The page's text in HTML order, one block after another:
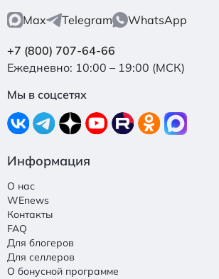
Max Telegram WhatsApp
+7 (800) 707-64-66
Ежедневно: 10:00 – 19:00 (МСК)
Мы в соцсетях
Информация
О нас
WEnews
Контакты
FAQ
Для блогеров
Для селлеров
О бонусной программе